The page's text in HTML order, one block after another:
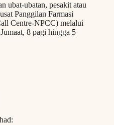
ubat-ubatan, pesakit atau
Panggilan Farmasi
Centre-NPCC) melalui
8 pagi hingga 5